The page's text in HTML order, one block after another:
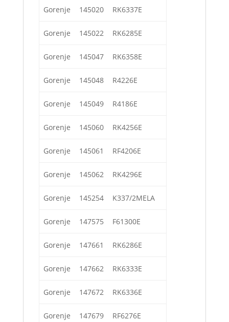
Gorenje 145020 RK6337E
Gorenje 145022 RK6285E
Gorenje 145047 RK6358E
Gorenje 145048 R4226E
Gorenje 145049 R4186E
Gorenje 145060 RK4256E
Gorenje 145061 RF4206E
Gorenje 145062 RK4296E
Gorenje 145254 K337/2MELA
Gorenje 147575 F61300E
Gorenje 147661 RK6286E
Gorenje 147662 RK6333E
Gorenje 147672 RK6336E
Gorenje 147679 RF6276E